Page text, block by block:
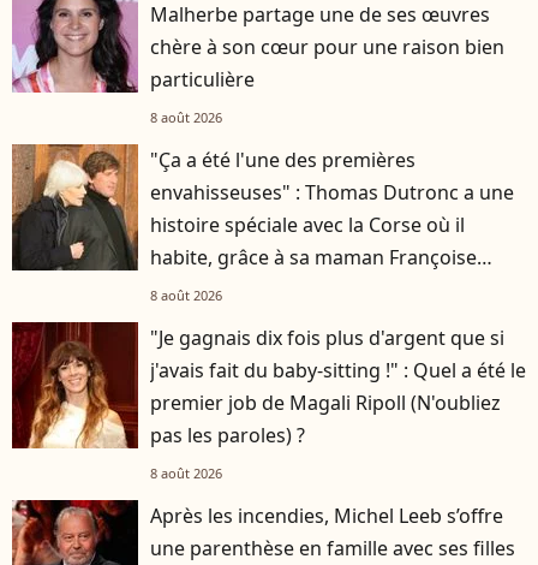
Malherbe partage une de ses œuvres
chère à son cœur pour une raison bien
particulière
8 août 2026
"Ça a été l'une des premières
envahisseuses" : Thomas Dutronc a une
histoire spéciale avec la Corse où il
habite, grâce à sa maman Françoise
Hardy
8 août 2026
"Je gagnais dix fois plus d'argent que si
j'avais fait du baby-sitting !" : Quel a été le
premier job de Magali Ripoll (N'oubliez
pas les paroles) ?
8 août 2026
Après les incendies, Michel Leeb s’offre
une parenthèse en famille avec ses filles